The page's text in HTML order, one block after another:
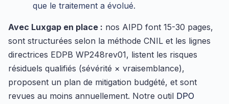
que le traitement a évolué.
Avec Luxgap en place : nos AIPD font 15-30 pages,
sont structurées selon la méthode CNIL et les lignes
directrices EDPB WP248rev01, listent les risques
résiduels qualifiés (sévérité × vraisemblance),
proposent un plan de mitigation budgété, et sont
revues au moins annuellement. Notre outil DPO